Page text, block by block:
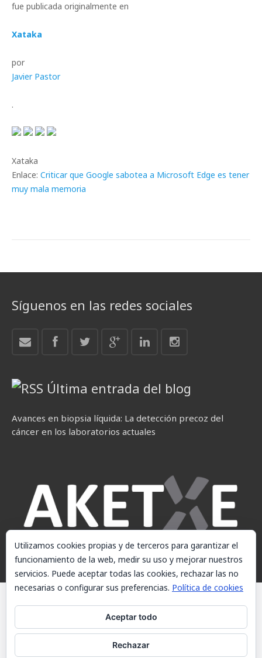
fue publicada originalmente en
Xataka
por
Javier Pastor
.
Xataka
Enlace: Criticar que Google sabotea a Microsoft Edge es tener
muy mala memoria
Síguenos en las redes sociales
Última entrada del blog
Avances en biopsia líquida: La detección precoz del
cáncer en los laboratorios actuales
© AKETXE Consulting, S.L. - Este sitio web utiliza cookies, consulte
nuestra Política de cookies.
Política de cookies
Utilizamos cookies propias y de terceros para garantizar el
funcionamiento de la web, medir su uso y mejorar nuestros
servicios. Puede aceptar todas las cookies, rechazar las no
necesarias o configurar sus preferencias. Política de cookies
Aceptar todo
Rechazar